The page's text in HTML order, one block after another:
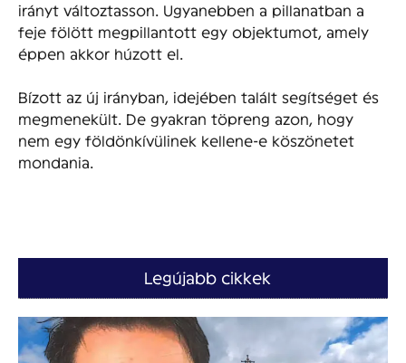
irányt változtasson. Ugyanebben a pillanatban a
feje fölött megpillantott egy objektumot, amely
éppen akkor húzott el.
Bízott az új irányban, idejében talált segítséget és
megmenekült. De gyakran töpreng azon, hogy
nem egy földönkívülinek kellene-e köszönetet
mondania.
Legújabb cikkek